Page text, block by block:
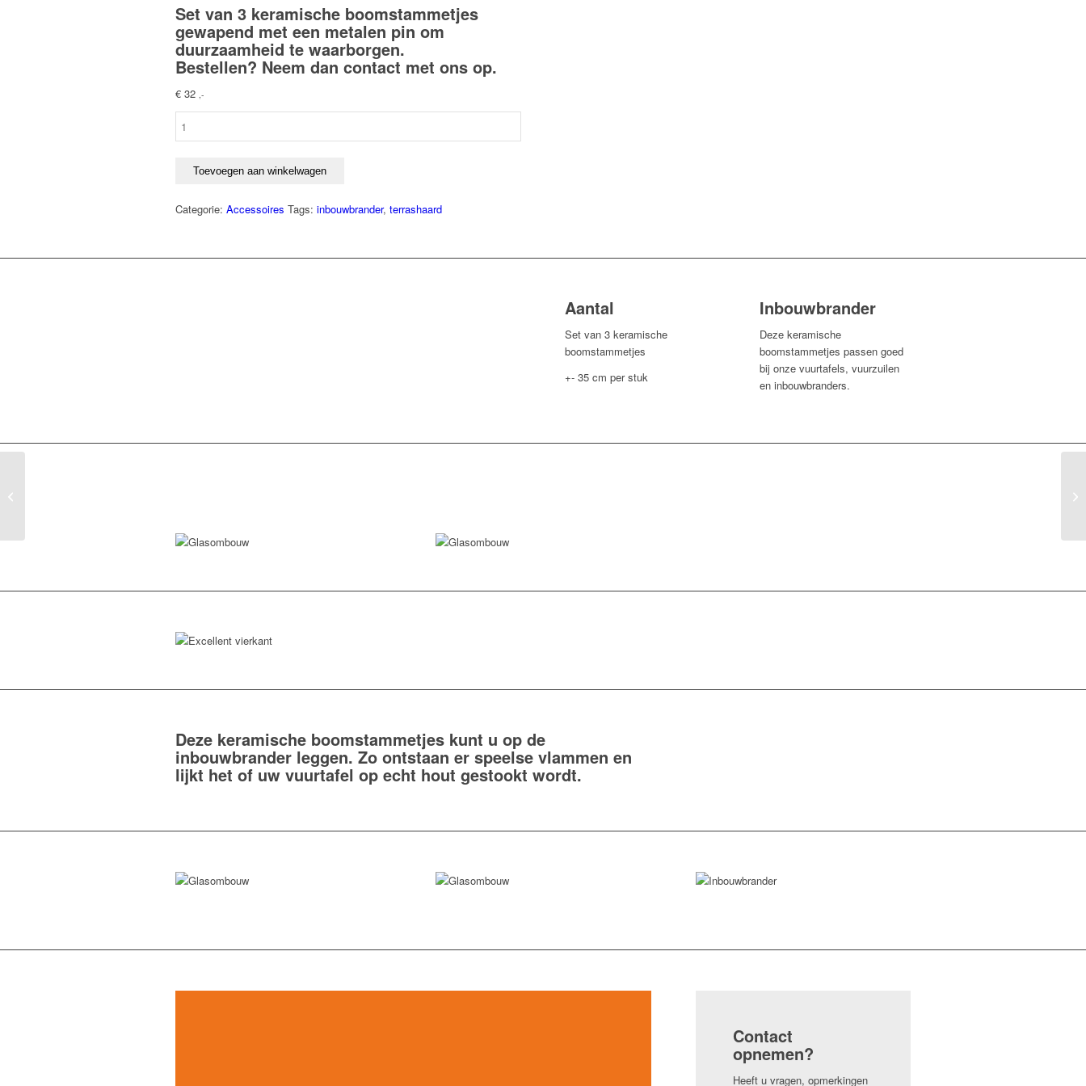
Set van 3 keramische boomstammetjes
gewapend met een metalen pin om
duurzaamheid te waarborgen.
Bestellen? Neem dan contact met ons op.
€ 32 ,-
Toevoegen aan winkelwagen
Categorie: Accessoires Tags: inbouwbrander, terrashaard
Aantal
Set van 3 keramische
boomstammetjes
+- 35 cm per stuk
Inbouwbrander
Deze keramische
boomstammetjes passen goed
bij onze vuurtafels, vuurzuilen
en inbouwbranders.
Deze keramische boomstammetjes kunt u op de
inbouwbrander leggen. Zo ontstaan er speelse vlammen en
lijkt het of uw vuurtafel op echt hout gestookt wordt.
Contact
opnemen?
Heeft u vragen, opmerkingen